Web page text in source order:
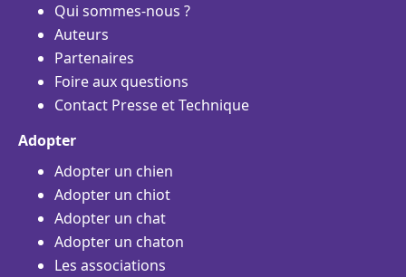
Qui sommes-nous ?
Auteurs
Partenaires
Foire aux questions
Contact Presse et Technique
Adopter
Adopter un chien
Adopter un chiot
Adopter un chat
Adopter un chaton
Les associations